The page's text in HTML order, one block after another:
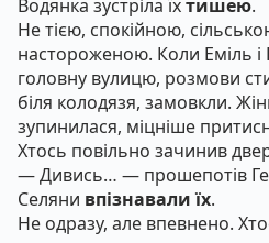
Водянка зустріла їхтишею.
Не тією, спокійною,
настороженою. Коли Еміль і
головну вулицю, розмови
біля колодязя, замовкли.
зупинилася, міцніше
Хтось повільно зачинив
— Дивись… — прошепотів
Селяни впізнавали їх.
Не одразу, але впевнено.